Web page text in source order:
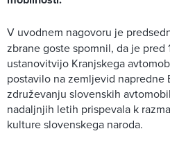
V uvodnem nagovoru je
zbrane goste spomnil, da je pred
ustanovitvijo Kranjskega
postavilo na zemljevid napredne
združevanju slovenskih
nadaljnjih letih prispevala k
kulture slovenskega naroda.